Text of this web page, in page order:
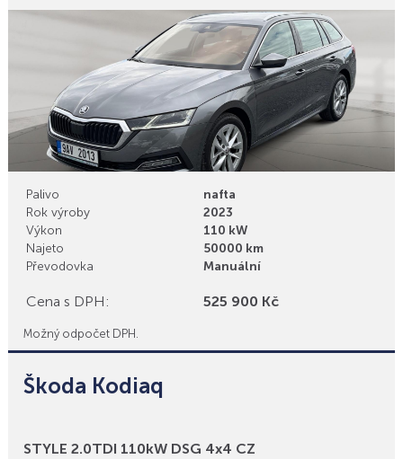
Palivo
nafta
Rok výroby
2023
Výkon
110 kW
Najeto
50000 km
Převodovka
Manuální
Cena s DPH: 525 900 Kč
Možný odpočet DPH.
Škoda Kodiaq
Bonusy
STYLE 2.0TDI 110kW DSG 4x4 CZ